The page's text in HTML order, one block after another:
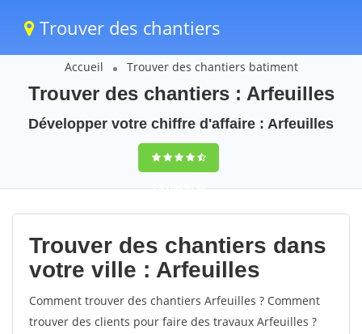
Trouver des chantiers
Accueil Trouver des chantiers batiment
Trouver des chantiers : Arfeuilles
Développer votre chiffre d'affaire : Arfeuilles
9,5(100%)40
votes
Trouver des chantiers dans
votre ville : Arfeuilles
Comment trouver des chantiers Arfeuilles ? Comment
trouver des clients pour faire des travaux Arfeuilles ?